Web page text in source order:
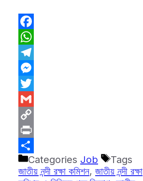
Facebook
WhatsApp
Telegram
Messenger
Twitter
Gmail
Copy
Link
Print
Share
Categories Job
Tags
জাতীয় নন্দী রক্ষা কমিশন, জাতীয় নন্দী রক্ষা